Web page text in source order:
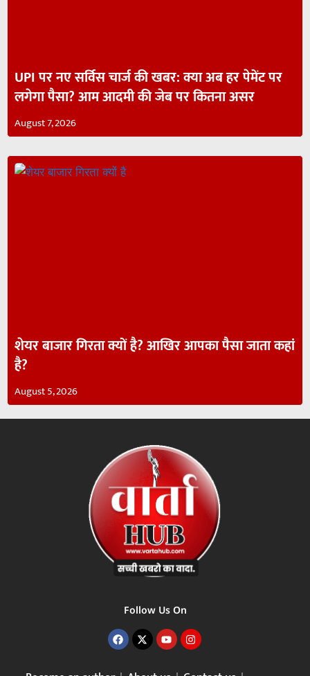
UPI पर नए सर्विस चार्ज की खबर: क्या अब हर पेमेंट पर
लगेगा पैसा? आम आदमी की जेब पर कितना असर
August 7, 2026
शेयर बाजार गिरता क्यों है? आखिर आपका पैसा जाता कहां
है?
August 5, 2026
Follow Us On